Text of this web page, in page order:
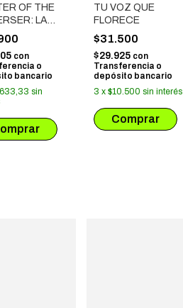
OF THE
LA
con
o
bancario
sin
TU VOZ QUE
FLORECE
$31.500
$29.925 con
Transferencia o
depósito bancario
3 x $10.500 sin interés